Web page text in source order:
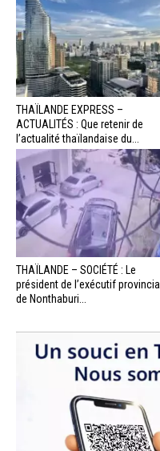
THAÏLANDE EXPRESS –
ACTUALITÉS : Que retenir de
l’actualité thaïlandaise du...
THAÏLANDE – SOCIÉTÉ : Le
président de l’exécutif provincial
de Nonthaburi...